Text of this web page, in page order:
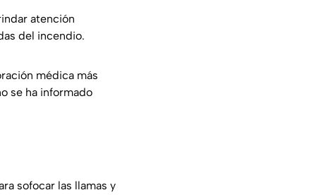
atención
del incendio.
médica más
se ha informado
sofocar las llamas y